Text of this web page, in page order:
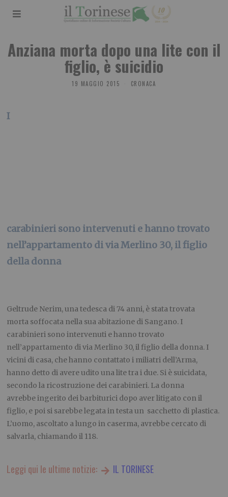
Anziana morta dopo una lite con il
figlio, è suicidio
19 MAGGIO 2015 CRONACA
I
carabinieri sono intervenuti e hanno trovato
nell’appartamento di via Merlino 30, il figlio
della donna
Geltrude Nerim, una tedesca di 74 anni, è stata trovata
morta soffocata nella sua abitazione di Sangano. I
carabinieri sono intervenuti e hanno trovato
nell’appartamento di via Merlino 30, il figlio della donna. I
vicini di casa, che hanno contattato i miliatri dell’Arma,
hanno detto di avere udito una lite tra i due. Si è suicidata,
secondo la ricostruzione dei carabinieri. La donna
avrebbe ingerito dei barbiturici dopo aver litigato con il
figlio, e poi si sarebbe legata in testa un sacchetto di plastica.
L’uomo, ascoltato a lungo in caserma, avrebbe cercato di
salvarla, chiamando il 118.
Leggi qui le ultime notizie: IL TORINESE